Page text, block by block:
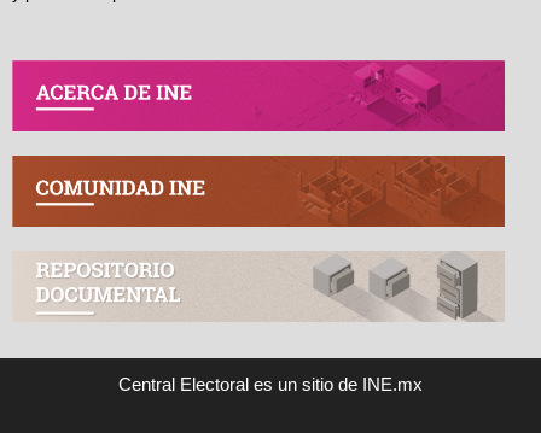
Central Electoral es un sitio de INE.mx